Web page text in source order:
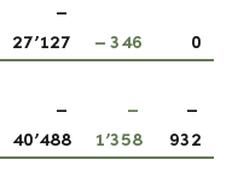
–
27’127
– 346 0
–
40’488
–
1’358
–
932